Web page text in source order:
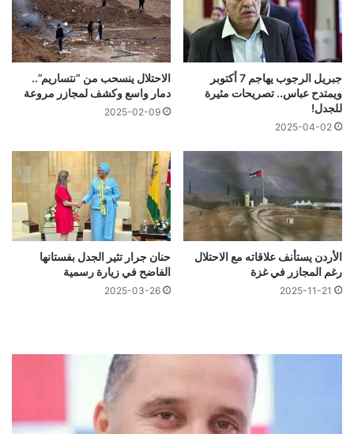
جبريل الرجوب يهاجم 7 أكتوبر
ويمتدح عباس.. تصريحات مثيرة
للجدل!
2025-04-02
الاحتلال ينسحب من “نتساريم”..
دمار واسع وكشف لمجازر مروعة
2025-02-09
الأردن يستأنف علاقاته مع الاحتلال
رغم المجازر في غزة
2025-11-21
حنان جرار تثير الجدل بفستانها
الفاضح في زيارة رسمية
2025-03-26